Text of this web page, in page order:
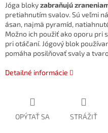
Jóga blokyzabraňujú
pretiahnutím svalov. Sú veľmi
ásan, najmä pyramíd,
Možno ich použiť ako oporu pri
pri otáčaní. Jógový blok
pomáha posilňovať svaly a
Detailné informácie
OPÝTAŤ SA STRÁŽIŤ